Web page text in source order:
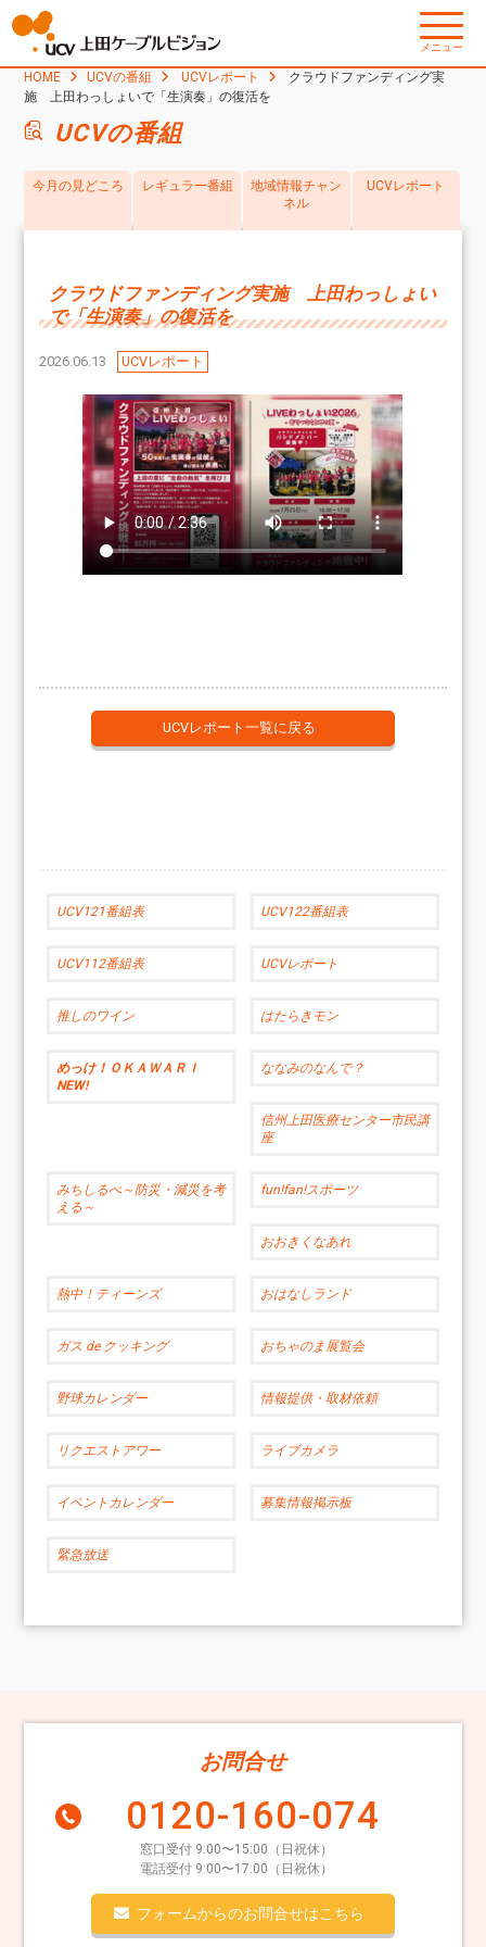
メニュー
HOME UCVの番組 UCVレポート
クラウドファンディング実
施 上田わっしょいで「生演奏」の復活を
UCVの番組
今月の見どころ レギュラー番組
地域情報チャン
ネル
UCVレポート
クラウドファンディング実施 上田わっしょい
で「生演奏」の復活を
2026.06.13 UCVレポート
UCVレポート一覧に戻る
UCV121番組表 UCV122番組表
UCV112番組表 UCVレポート
推しのワイン はたらきモン
めっけ！ＯＫＡＷＡＲＩ
NEW!
ななみのなんで？
信州上田医療センター市民講
座
みちしるべ～防災・減災を考
える～
fun!fan!スポーツ
おおきくなあれ
熱中！ティーンズ おはなしランド
ガス de クッキング おちゃのま展覧会
野球カレンダー 情報提供・取材依頼
リクエストアワー ライブカメラ
イベントカレンダー 募集情報掲示板
緊急放送
お問合せ
0120-160-074
窓口受付 9:00〜15:00（日祝休）
電話受付 9:00〜17:00（日祝休）
フォームからのお問合せはこちら